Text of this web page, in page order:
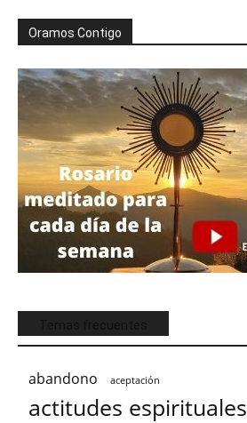
Oramos Contigo
abandono aceptación
actitudes espirituales